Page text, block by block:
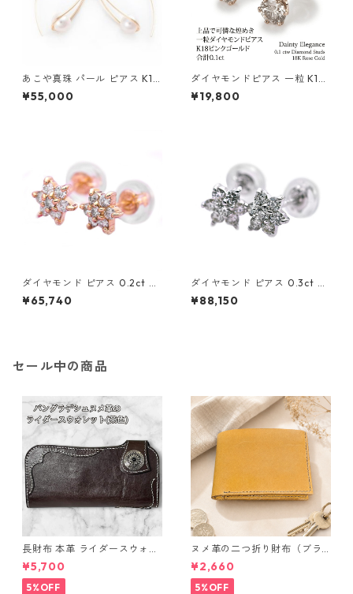
あこや真珠 パール ピアス K10
イエローゴールド ジプシー フ
ック ピアス 7mm 7ミリ珠 ア
¥55,000
ダイヤモンドピアス 一粒 K18
ピンクゴールド 合計0.1ct ス
タッドピアス おしゃれ シンプ
¥19,800
ダイヤモンド ピアス 0.2ct K1
8 イエローゴールド 0.2カラッ
ト 花 フラワーモチーフ ピアス
¥65,740
ダイヤモンド ピアス 0.3ct K1
8 ホワイトゴールド 0.3カラッ
ト 花 フラワーモチーフ ピアス
¥88,150
セール中の商品
長財布 本革 ライダースウォレ
ット 国産 ヌメ革 ブラウン バ
ングラデシュ l175 レザー 革財
布 ハンドメイド 経年変化
¥5,700
5%OFF
ヌメ革の二つ折り財布（ブラ
ウン系）
¥2,660
5%OFF